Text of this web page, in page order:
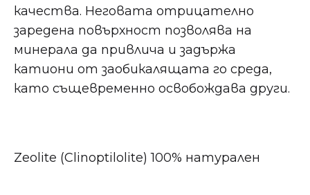
качества. Неговата отрицателно
заредена повърхност позволява на
минерала да привлича и задържа
катиони от заобикалящата го среда,
като същевременно освобождава други.
Zeolite (Clinoptilolite) 100% натурален